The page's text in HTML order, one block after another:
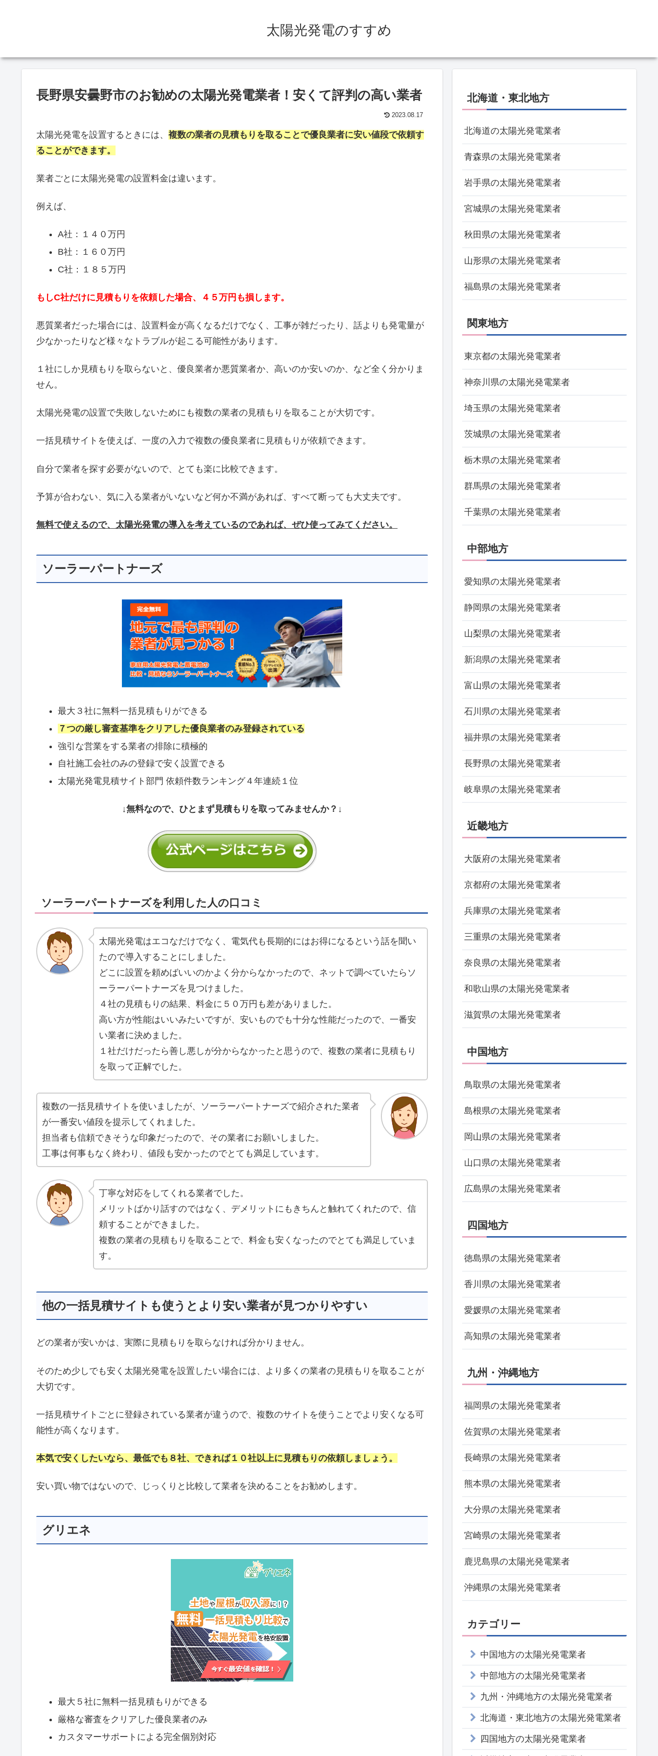
太陽光発電のすすめ
長野県安曇野市のお勧めの太陽光発電業者！安くて評判の高い業者
2023.08.17
太陽光発電を設置するときには、 複数の業者の見積もりを取ることで優良業者に安い値段で依頼す
ることができます。
業者ごとに太陽光発電の設置料金は違います。
例えば、
A社：１４０万円
B社：１６０万円
C社：１８５万円
もしC社だけに見積もりを依頼した場合、４５万円も損します。
悪質業者だった場合には、設置料金が高くなるだけでなく、工事が雑だったり、話よりも発電量が
少なかったりなど様々なトラブルが起こる可能性があります。
１社にしか見積もりを取らないと、優良業者か悪質業者か、高いのか安いのか、など全く分かりま
せん。
太陽光発電の設置で失敗しないためにも複数の業者の見積もりを取ることが大切です。
一括見積サイトを使えば、一度の入力で複数の優良業者に見積もりが依頼できます。
自分で業者を探す必要がないので、とても楽に比較できます。
予算が合わない、気に入る業者がいないなど何か不満があれば、すべて断っても大丈夫です。
無料で使えるので、太陽光発電の導入を考えているのであれば、ぜひ使ってみてください。
ソーラーパートナーズ
最大３社に無料一括見積もりができる
７つの厳し審査基準をクリアした優良業者のみ登録されている
強引な営業をする業者の排除に積極的
自社施工会社のみの登録で安く設置できる
太陽光発電見積サイト部門 依頼件数ランキング４年連続１位
↓無料なので、ひとまず見積もりを取ってみませんか？↓
ソーラーパートナーズを利用した人の口コミ
太陽光発電はエコなだけでなく、電気代も長期的にはお得になるという話を聞い
たので導入することにしました。
どこに設置を頼めばいいのかよく分からなかったので、ネットで調べていたらソ
ーラーパートナーズを見つけました。
４社の見積もりの結果、料金に５０万円も差がありました。
高い方が性能はいいみたいですが、安いものでも十分な性能だったので、一番安
い業者に決めました。
１社だけだったら善し悪しが分からなかったと思うので、複数の業者に見積もり
を取って正解でした。
複数の一括見積サイトを使いましたが、ソーラーパートナーズで紹介された業者
が一番安い値段を提示してくれました。
担当者も信頼できそうな印象だったので、その業者にお願いしました。
工事は何事もなく終わり、値段も安かったのでとても満足しています。
丁寧な対応をしてくれる業者でした。
メリットばかり話すのではなく、デメリットにもきちんと触れてくれたので、信
頼することができました。
複数の業者の見積もりを取ることで、料金も安くなったのでとても満足していま
す。
他の一括見積サイトも使うとより安い業者が見つかりやすい
どの業者が安いかは、実際に見積もりを取らなければ分かりません。
そのため少しでも安く太陽光発電を設置したい場合には、より多くの業者の見積もりを取ることが
大切です。
一括見積サイトごとに登録されている業者が違うので、複数のサイトを使うことでより安くなる可
能性が高くなります。
本気で安くしたいなら、最低でも８社、できれば１０社以上に見積もりの依頼しましょう。
安い買い物ではないので、じっくりと比較して業者を決めることをお勧めします。
グリエネ
最大５社に無料一括見積もりができる
厳格な審査をクリアした優良業者のみ
カスタマーサポートによる完全個別対応
北海道・東北地方
北海道の太陽光発電業者
青森県の太陽光発電業者
岩手県の太陽光発電業者
宮城県の太陽光発電業者
秋田県の太陽光発電業者
山形県の太陽光発電業者
福島県の太陽光発電業者
関東地方
東京都の太陽光発電業者
神奈川県の太陽光発電業者
埼玉県の太陽光発電業者
茨城県の太陽光発電業者
栃木県の太陽光発電業者
群馬県の太陽光発電業者
千葉県の太陽光発電業者
中部地方
愛知県の太陽光発電業者
静岡県の太陽光発電業者
山梨県の太陽光発電業者
新潟県の太陽光発電業者
富山県の太陽光発電業者
石川県の太陽光発電業者
福井県の太陽光発電業者
長野県の太陽光発電業者
岐阜県の太陽光発電業者
近畿地方
大阪府の太陽光発電業者
京都府の太陽光発電業者
兵庫県の太陽光発電業者
三重県の太陽光発電業者
奈良県の太陽光発電業者
和歌山県の太陽光発電業者
滋賀県の太陽光発電業者
中国地方
鳥取県の太陽光発電業者
島根県の太陽光発電業者
岡山県の太陽光発電業者
山口県の太陽光発電業者
広島県の太陽光発電業者
四国地方
徳島県の太陽光発電業者
香川県の太陽光発電業者
愛媛県の太陽光発電業者
高知県の太陽光発電業者
九州・沖縄地方
福岡県の太陽光発電業者
佐賀県の太陽光発電業者
長崎県の太陽光発電業者
熊本県の太陽光発電業者
大分県の太陽光発電業者
宮崎県の太陽光発電業者
鹿児島県の太陽光発電業者
沖縄県の太陽光発電業者
カテゴリー
中国地方の太陽光発電業者
中部地方の太陽光発電業者
九州・沖縄地方の太陽光発電業者
北海道・東北地方の太陽光発電業者
四国地方の太陽光発電業者